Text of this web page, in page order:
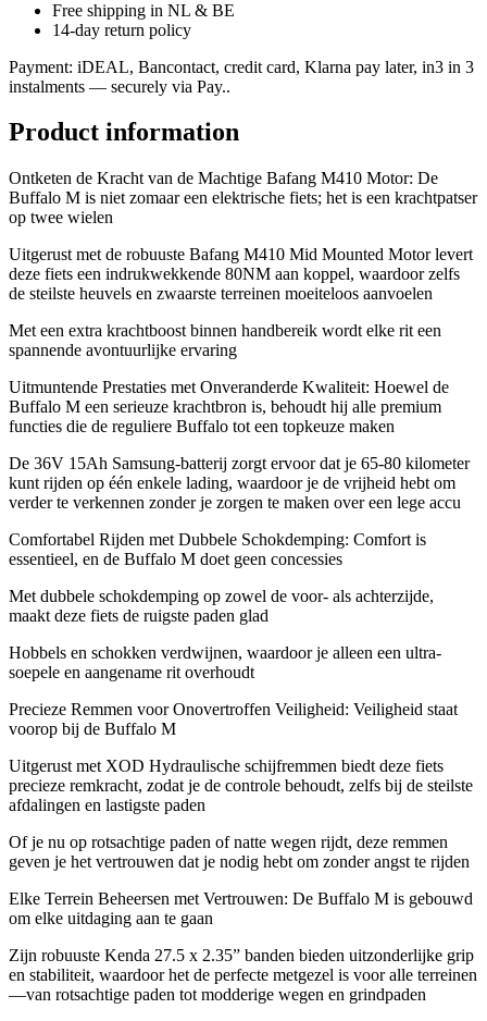
Free shipping in NL & BE
14-day return policy
Payment: iDEAL, Bancontact, credit card, Klarna pay later, in3 in 3
instalments — securely via Pay..
Product information
Ontketen de Kracht van de Machtige Bafang M410 Motor: De
Buffalo M is niet zomaar een elektrische fiets; het is een krachtpatser
op twee wielen
Uitgerust met de robuuste Bafang M410 Mid Mounted Motor levert
deze fiets een indrukwekkende 80NM aan koppel, waardoor zelfs
de steilste heuvels en zwaarste terreinen moeiteloos aanvoelen
Met een extra krachtboost binnen handbereik wordt elke rit een
spannende avontuurlijke ervaring
Uitmuntende Prestaties met Onveranderde Kwaliteit: Hoewel de
Buffalo M een serieuze krachtbron is, behoudt hij alle premium
functies die de reguliere Buffalo tot een topkeuze maken
De 36V 15Ah Samsung-batterij zorgt ervoor dat je 65-80 kilometer
kunt rijden op één enkele lading, waardoor je de vrijheid hebt om
verder te verkennen zonder je zorgen te maken over een lege accu
Comfortabel Rijden met Dubbele Schokdemping: Comfort is
essentieel, en de Buffalo M doet geen concessies
Met dubbele schokdemping op zowel de voor- als achterzijde,
maakt deze fiets de ruigste paden glad
Hobbels en schokken verdwijnen, waardoor je alleen een ultra-
soepele en aangename rit overhoudt
Precieze Remmen voor Onovertroffen Veiligheid: Veiligheid staat
voorop bij de Buffalo M
Uitgerust met XOD Hydraulische schijfremmen biedt deze fiets
precieze remkracht, zodat je de controle behoudt, zelfs bij de steilste
afdalingen en lastigste paden
Of je nu op rotsachtige paden of natte wegen rijdt, deze remmen
geven je het vertrouwen dat je nodig hebt om zonder angst te rijden
Elke Terrein Beheersen met Vertrouwen: De Buffalo M is gebouwd
om elke uitdaging aan te gaan
Zijn robuuste Kenda 27.5 x 2.35” banden bieden uitzonderlijke grip
en stabiliteit, waardoor het de perfecte metgezel is voor alle terreinen
—van rotsachtige paden tot modderige wegen en grindpaden